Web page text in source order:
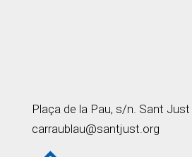
Plaça de la Pau, s/n. Sant
carraublau@santjust.org